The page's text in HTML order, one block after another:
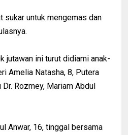
sukar untuk mengemas dan
jutawan ini turut didiami anak-
Amelia Natasha, 8, Putera
Rozmey, Mariam Abdul
Anwar, 16, tinggal bersama